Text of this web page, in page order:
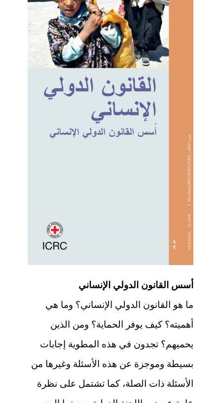
أسس القانون الدولي الإنساني
ما هو القانون الدولي الإنساني؟ وما هي
أهميته؟ كيف يوفر الحماية؟ ومن الذين
يحميهم؟ تجدون في هذه المطوية إجابات
بسيطة وموجزة عن هذه الأسئلة وغيرها من
الأسئلة ذات الصلة، كما تشتمل على نظرة